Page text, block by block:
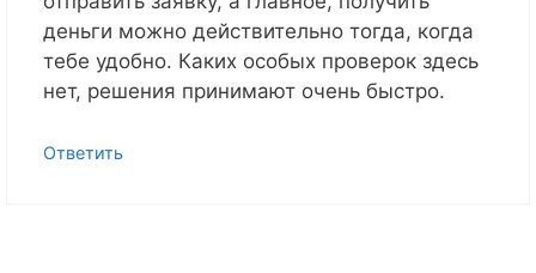
деньги можно действительно тогда, когда
тебе удобно. Каких особых проверок здесь
нет, решения принимают очень быстро.
Ответить